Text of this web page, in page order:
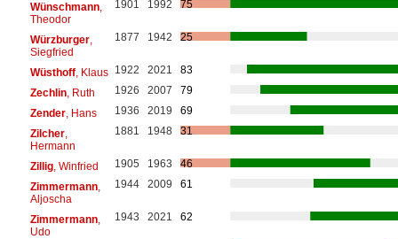
Wünschmann,
Theodor
1901 1992 75
Würzburger,
Siegfried
1877 1942 25
Wüsthoff, Klaus 1922 2021
83
Zechlin, Ruth 1926 2007
79
Zender, Hans 1936 2019
69
Zilcher,
Hermann
1881 1948 31
Zillig, Winfried 1905 1963
46
Zimmermann,
Aljoscha
1944 2009 61
Zimmermann,
Udo
1943 2021 62